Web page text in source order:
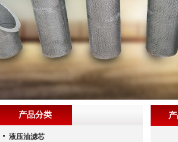
产品分类
液压油滤芯